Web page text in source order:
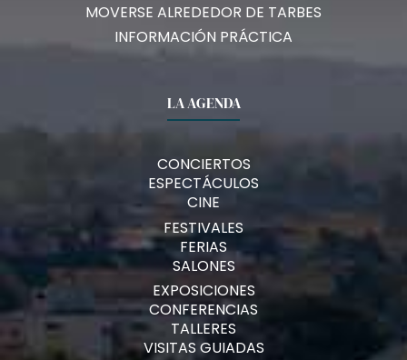
MOVERSE ALREDEDOR DE TARBES
INFORMACIÓN PRÁCTICA
LA AGENDA
CONCIERTOS
ESPECTÁCULOS
CINE
FESTIVALES
FERIAS
SALONES
EXPOSICIONES
CONFERENCIAS
TALLERES
VISITAS GUIADAS